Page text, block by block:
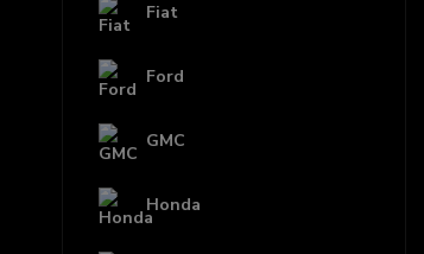
Fiat
Ford
GMC
Honda